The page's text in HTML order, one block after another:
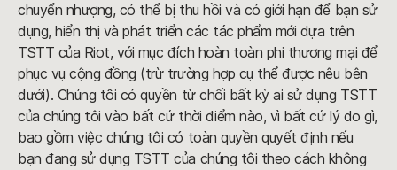
chuyển nhượng, có thể bị thu hồi và có giới hạn để bạn sử
dụng, hiển thị và phát triển các tác phẩm mới dựa trên
TSTT của Riot, với mục đích hoàn toàn phi thương mại để
phục vụ cộng đồng (trừ trường hợp cụ thể được nêu bên
dưới). Chúng tôi có quyền từ chối bất kỳ ai sử dụng TSTT
của chúng tôi vào bất cứ thời điểm nào, vì bất cứ lý do gì,
bao gồm việc chúng tôi có toàn quyền quyết định nếu
bạn đang sử dụng TSTT của chúng tôi theo cách không